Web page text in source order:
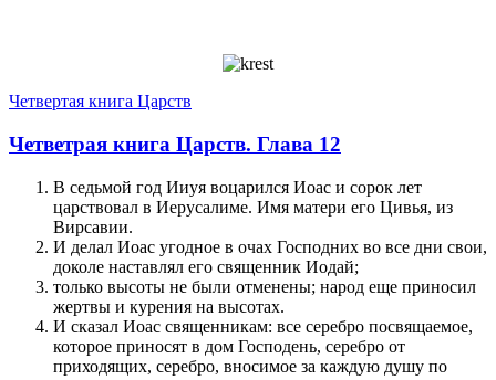
Четвертая книга Царств
Четветрая книга Царств. Глава 12
В седьмой год Ииуя воцарился Иоас и сорок лет
царствовал в Иерусалиме. Имя матери его Цивья, из
Вирсавии.
И делал Иоас угодное в очах Господних во все дни свои,
доколе наставлял его священник Иодай;
только высоты не были отменены; народ еще приносил
жертвы и курения на высотах.
И сказал Иоас священникам: все серебро посвящаемое,
которое приносят в дом Господень, серебро от
приходящих, серебро, вносимое за каждую душу по